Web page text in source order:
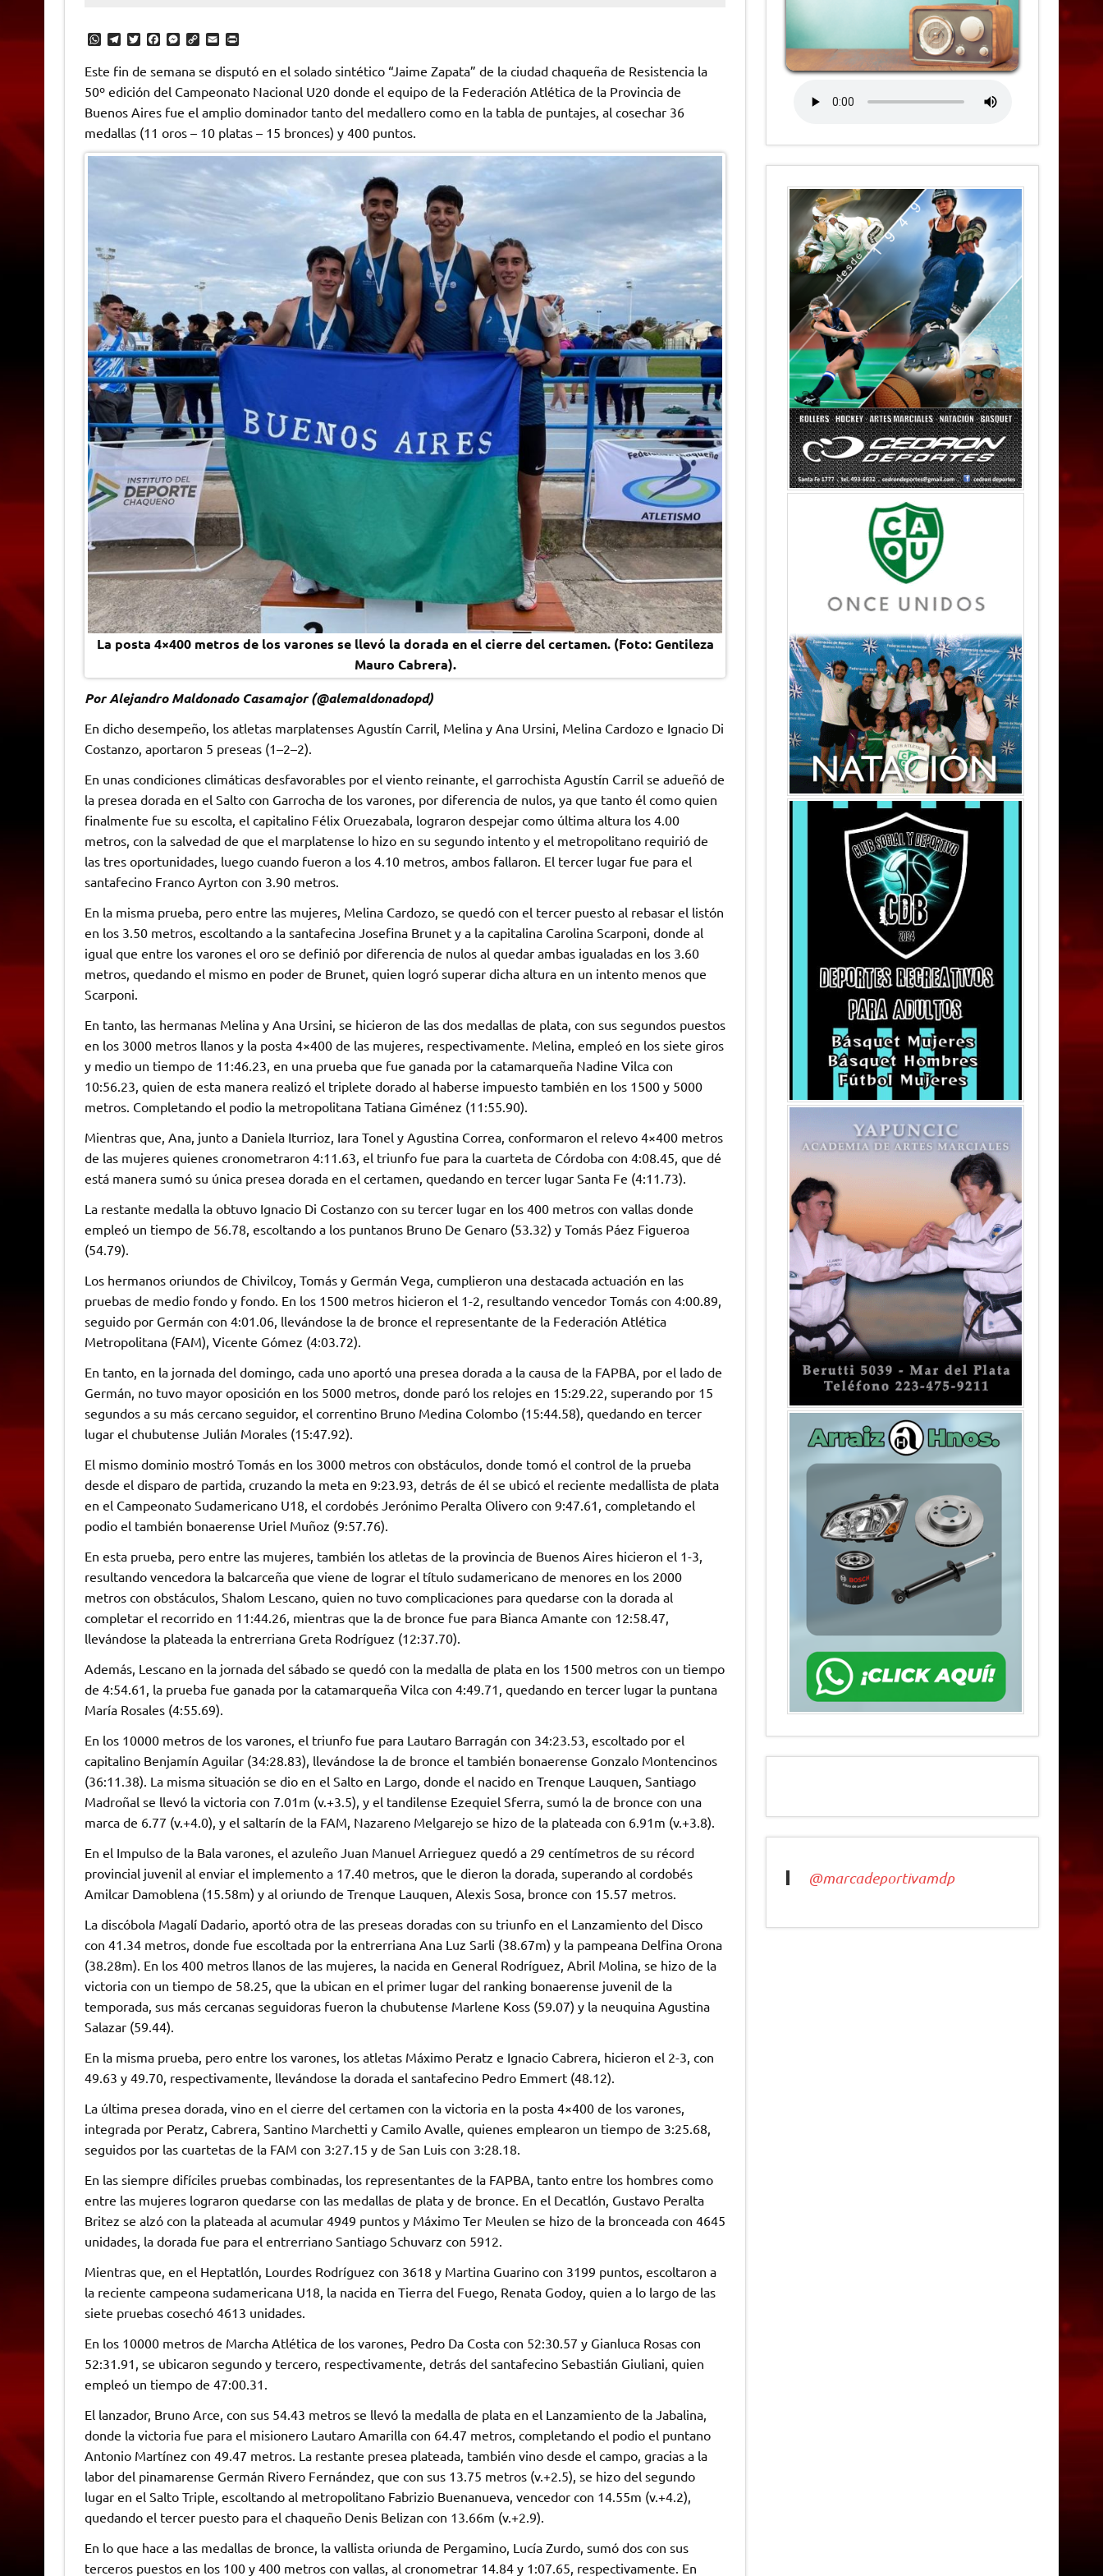
W
t
s
p
p
T
l
e
g
a
m
T
t
t
e
r
F
e
b
o
o
k
M
s
e
g
e
C
y
L
i
n
k
E
a
i
l
P
n
t
r
i
n
Este fin de semana se disputó en el solado sintético “Jaime Zapata” de la ciudad chaqueña de Resistencia la
50º edición del Campeonato Nacional U20 donde el equipo de la Federación Atlética de la Provincia de
Buenos Aires fue el amplio dominador tanto del medallero como en la tabla de puntajes, al cosechar 36
medallas (11 oros – 10 platas – 15 bronces) y 400 puntos.
La posta 4×400 metros de los varones se llevó la dorada en el cierre del certamen. (Foto: Gentileza
Mauro Cabrera).
Por Alejandro Maldonado Casamajor (@alemaldonadopd)
En dicho desempeño, los atletas marplatenses Agustín Carril, Melina y Ana Ursini, Melina Cardozo e Ignacio Di
Costanzo, aportaron 5 preseas (1–2–2).
En unas condiciones climáticas desfavorables por el viento reinante, el garrochista Agustín Carril se adueñó de
la presea dorada en el Salto con Garrocha de los varones, por diferencia de nulos, ya que tanto él como quien
finalmente fue su escolta, el capitalino Félix Oruezabala, lograron despejar como última altura los 4.00
metros, con la salvedad de que el marplatense lo hizo en su segundo intento y el metropolitano requirió de
las tres oportunidades, luego cuando fueron a los 4.10 metros, ambos fallaron. El tercer lugar fue para el
santafecino Franco Ayrton con 3.90 metros.
En la misma prueba, pero entre las mujeres, Melina Cardozo, se quedó con el tercer puesto al rebasar el listón
en los 3.50 metros, escoltando a la santafecina Josefina Brunet y a la capitalina Carolina Scarponi, donde al
igual que entre los varones el oro se definió por diferencia de nulos al quedar ambas igualadas en los 3.60
metros, quedando el mismo en poder de Brunet, quien logró superar dicha altura en un intento menos que
Scarponi.
En tanto, las hermanas Melina y Ana Ursini, se hicieron de las dos medallas de plata, con sus segundos puestos
en los 3000 metros llanos y la posta 4×400 de las mujeres, respectivamente. Melina, empleó en los siete giros
y medio un tiempo de 11:46.23, en una prueba que fue ganada por la catamarqueña Nadine Vilca con
10:56.23, quien de esta manera realizó el triplete dorado al haberse impuesto también en los 1500 y 5000
metros. Completando el podio la metropolitana Tatiana Giménez (11:55.90).
Mientras que, Ana, junto a Daniela Iturrioz, Iara Tonel y Agustina Correa, conformaron el relevo 4×400 metros
de las mujeres quienes cronometraron 4:11.63, el triunfo fue para la cuarteta de Córdoba con 4:08.45, que dé
está manera sumó su única presea dorada en el certamen, quedando en tercer lugar Santa Fe (4:11.73).
La restante medalla la obtuvo Ignacio Di Costanzo con su tercer lugar en los 400 metros con vallas donde
empleó un tiempo de 56.78, escoltando a los puntanos Bruno De Genaro (53.32) y Tomás Páez Figueroa
(54.79).
Los hermanos oriundos de Chivilcoy, Tomás y Germán Vega, cumplieron una destacada actuación en las
pruebas de medio fondo y fondo. En los 1500 metros hicieron el 1-2, resultando vencedor Tomás con 4:00.89,
seguido por Germán con 4:01.06, llevándose la de bronce el representante de la Federación Atlética
Metropolitana (FAM), Vicente Gómez (4:03.72).
En tanto, en la jornada del domingo, cada uno aportó una presea dorada a la causa de la FAPBA, por el lado de
Germán, no tuvo mayor oposición en los 5000 metros, donde paró los relojes en 15:29.22, superando por 15
segundos a su más cercano seguidor, el correntino Bruno Medina Colombo (15:44.58), quedando en tercer
lugar el chubutense Julián Morales (15:47.92).
El mismo dominio mostró Tomás en los 3000 metros con obstáculos, donde tomó el control de la prueba
desde el disparo de partida, cruzando la meta en 9:23.93, detrás de él se ubicó el reciente medallista de plata
en el Campeonato Sudamericano U18, el cordobés Jerónimo Peralta Olivero con 9:47.61, completando el
podio el también bonaerense Uriel Muñoz (9:57.76).
En esta prueba, pero entre las mujeres, también los atletas de la provincia de Buenos Aires hicieron el 1-3,
resultando vencedora la balcarceña que viene de lograr el título sudamericano de menores en los 2000
metros con obstáculos, Shalom Lescano, quien no tuvo complicaciones para quedarse con la dorada al
completar el recorrido en 11:44.26, mientras que la de bronce fue para Bianca Amante con 12:58.47,
llevándose la plateada la entrerriana Greta Rodríguez (12:37.70).
Además, Lescano en la jornada del sábado se quedó con la medalla de plata en los 1500 metros con un tiempo
de 4:54.61, la prueba fue ganada por la catamarqueña Vilca con 4:49.71, quedando en tercer lugar la puntana
María Rosales (4:55.69).
En los 10000 metros de los varones, el triunfo fue para Lautaro Barragán con 34:23.53, escoltado por el
capitalino Benjamín Aguilar (34:28.83), llevándose la de bronce el también bonaerense Gonzalo Montencinos
(36:11.38). La misma situación se dio en el Salto en Largo, donde el nacido en Trenque Lauquen, Santiago
Madroñal se llevó la victoria con 7.01m (v.+3.5), y el tandilense Ezequiel Sferra, sumó la de bronce con una
marca de 6.77 (v.+4.0), y el saltarín de la FAM, Nazareno Melgarejo se hizo de la plateada con 6.91m (v.+3.8).
En el Impulso de la Bala varones, el azuleño Juan Manuel Arrieguez quedó a 29 centímetros de su récord
provincial juvenil al enviar el implemento a 17.40 metros, que le dieron la dorada, superando al cordobés
Amilcar Damoblena (15.58m) y al oriundo de Trenque Lauquen, Alexis Sosa, bronce con 15.57 metros.
La discóbola Magalí Dadario, aportó otra de las preseas doradas con su triunfo en el Lanzamiento del Disco
con 41.34 metros, donde fue escoltada por la entrerriana Ana Luz Sarli (38.67m) y la pampeana Delfina Orona
(38.28m). En los 400 metros llanos de las mujeres, la nacida en General Rodríguez, Abril Molina, se hizo de la
victoria con un tiempo de 58.25, que la ubican en el primer lugar del ranking bonaerense juvenil de la
temporada, sus más cercanas seguidoras fueron la chubutense Marlene Koss (59.07) y la neuquina Agustina
Salazar (59.44).
En la misma prueba, pero entre los varones, los atletas Máximo Peratz e Ignacio Cabrera, hicieron el 2-3, con
49.63 y 49.70, respectivamente, llevándose la dorada el santafecino Pedro Emmert (48.12).
La última presea dorada, vino en el cierre del certamen con la victoria en la posta 4×400 de los varones,
integrada por Peratz, Cabrera, Santino Marchetti y Camilo Avalle, quienes emplearon un tiempo de 3:25.68,
seguidos por las cuartetas de la FAM con 3:27.15 y de San Luis con 3:28.18.
En las siempre difíciles pruebas combinadas, los representantes de la FAPBA, tanto entre los hombres como
entre las mujeres lograron quedarse con las medallas de plata y de bronce. En el Decatlón, Gustavo Peralta
Britez se alzó con la plateada al acumular 4949 puntos y Máximo Ter Meulen se hizo de la bronceada con 4645
unidades, la dorada fue para el entrerriano Santiago Schuvarz con 5912.
Mientras que, en el Heptatlón, Lourdes Rodríguez con 3618 y Martina Guarino con 3199 puntos, escoltaron a
la reciente campeona sudamericana U18, la nacida en Tierra del Fuego, Renata Godoy, quien a lo largo de las
siete pruebas cosechó 4613 unidades.
En los 10000 metros de Marcha Atlética de los varones, Pedro Da Costa con 52:30.57 y Gianluca Rosas con
52:31.91, se ubicaron segundo y tercero, respectivamente, detrás del santafecino Sebastián Giuliani, quien
empleó un tiempo de 47:00.31.
El lanzador, Bruno Arce, con sus 54.43 metros se llevó la medalla de plata en el Lanzamiento de la Jabalina,
donde la victoria fue para el misionero Lautaro Amarilla con 64.47 metros, completando el podio el puntano
Antonio Martínez con 49.47 metros. La restante presea plateada, también vino desde el campo, gracias a la
labor del pinamarense Germán Rivero Fernández, que con sus 13.75 metros (v.+2.5), se hizo del segundo
lugar en el Salto Triple, escoltando al metropolitano Fabrizio Buenanueva, vencedor con 14.55m (v.+4.2),
quedando el tercer puesto para el chaqueño Denis Belizan con 13.66m (v.+2.9).
En lo que hace a las medallas de bronce, la vallista oriunda de Pergamino, Lucía Zurdo, sumó dos con sus
terceros puestos en los 100 y 400 metros con vallas, al cronometrar 14.84 y 1:07.65, respectivamente. En
@marcadeportivamdp